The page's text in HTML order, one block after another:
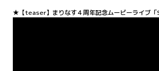
★【teaser】まりなす４周年記念ムービーライブ「